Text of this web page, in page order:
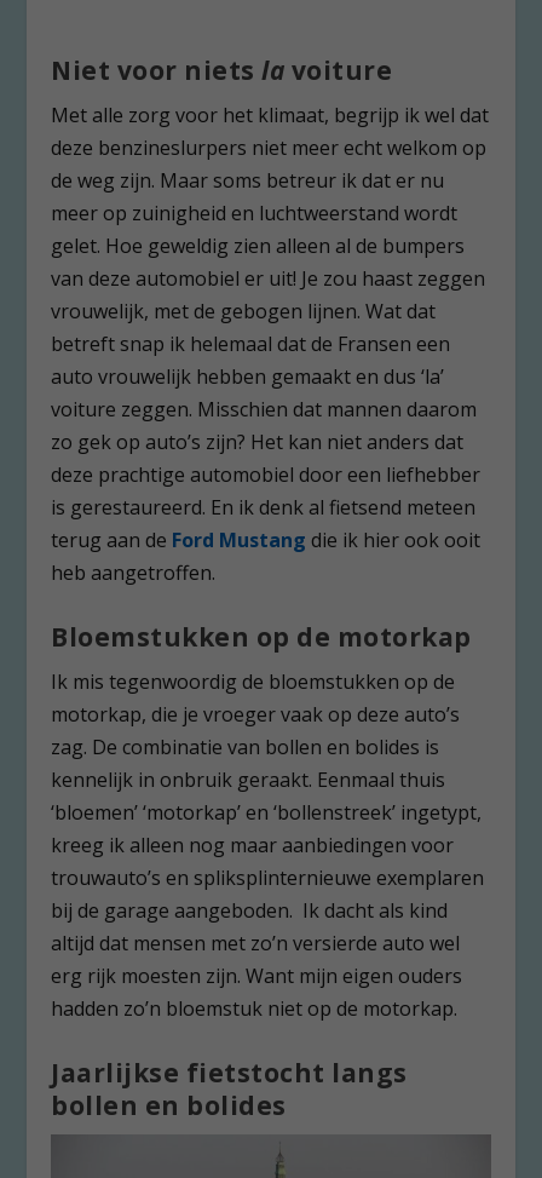
Niet voor nietsla voiture
Met alle zorg voor het klimaat, begrijp ik wel dat
deze benzineslurpers niet meer echt welkom op
de weg zijn. Maar soms betreur ik dat er nu
meer op zuinigheid en luchtweerstand wordt
gelet. Hoe geweldig zien alleen al de bumpers
van deze automobiel er uit! Je zou haast zeggen
vrouwelijk, met de gebogen lijnen. Wat dat
betreft snap ik helemaal dat de Fransen een
auto vrouwelijk hebben gemaakt en dus ‘la’
voiture zeggen. Misschien dat mannen daarom
zo gek op auto’s zijn? Het kan niet anders dat
deze prachtige automobiel door een liefhebber
is gerestaureerd. En ik denk al fietsend meteen
terug aan de Ford Mustang die ik hier ook ooit
heb aangetroffen.
Bloemstukken op de motorkap
Ik mis tegenwoordig de bloemstukken op de
motorkap, die je vroeger vaak op deze auto’s
zag. De combinatie van bollen en bolides is
kennelijk in onbruik geraakt. Eenmaal thuis
‘bloemen’ ‘motorkap’ en ‘bollenstreek’ ingetypt,
kreeg ik alleen nog maar aanbiedingen voor
trouwauto’s en spliksplinternieuwe exemplaren
bij de garage aangeboden. Ik dacht als kind
altijd dat mensen met zo’n versierde auto wel
erg rijk moesten zijn. Want mijn eigen ouders
hadden zo’n bloemstuk niet op de motorkap.
Jaarlijkse fietstocht langs
bollen en bolides